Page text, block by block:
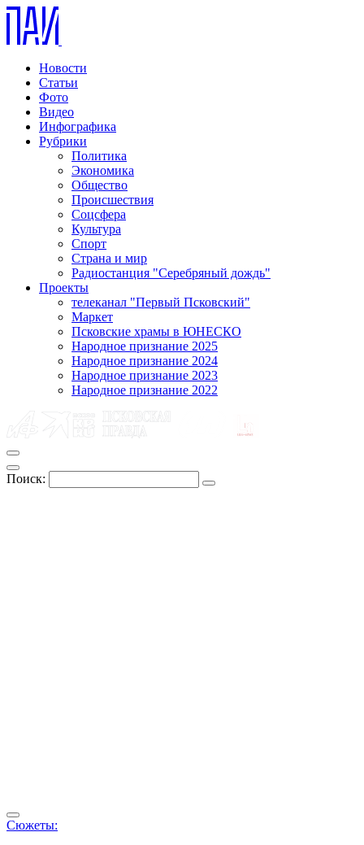
Новости
Статьи
Фото
Видео
Инфографика
Рубрики
Политика
Экономика
Общество
Происшествия
Соцсфера
Культура
Спорт
Страна и мир
Радиостанция "Серебряный дождь"
Проекты
телеканал "Первый Псковский"
Маркет
Псковские храмы в ЮНЕСКО
Народное признание 2025
Народное признание 2024
Народное признание 2023
Народное признание 2022
Поиск:
Сюжеты: